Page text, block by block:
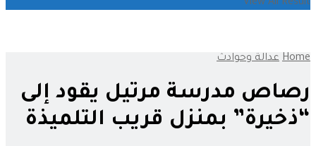
View All Result
Home عدالة وحوادث
رصاص مدرسة مرتيل يقود إلى
“ذخيرة” بمنزل قريب التلميذة